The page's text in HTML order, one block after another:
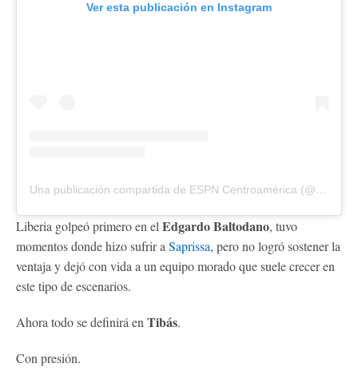
Ver esta publicación en Instagram
Una publicación compartida de ESPN Centroamérica (@espn_cam)
Liberia golpeó primero en el Edgardo Baltodano, tuvo
momentos donde hizo sufrir a Saprissa, pero no logró sostener la
ventaja y dejó con vida a un equipo morado que suele crecer en
este tipo de escenarios.
Ahora todo se definirá en Tibás.
Con presión.